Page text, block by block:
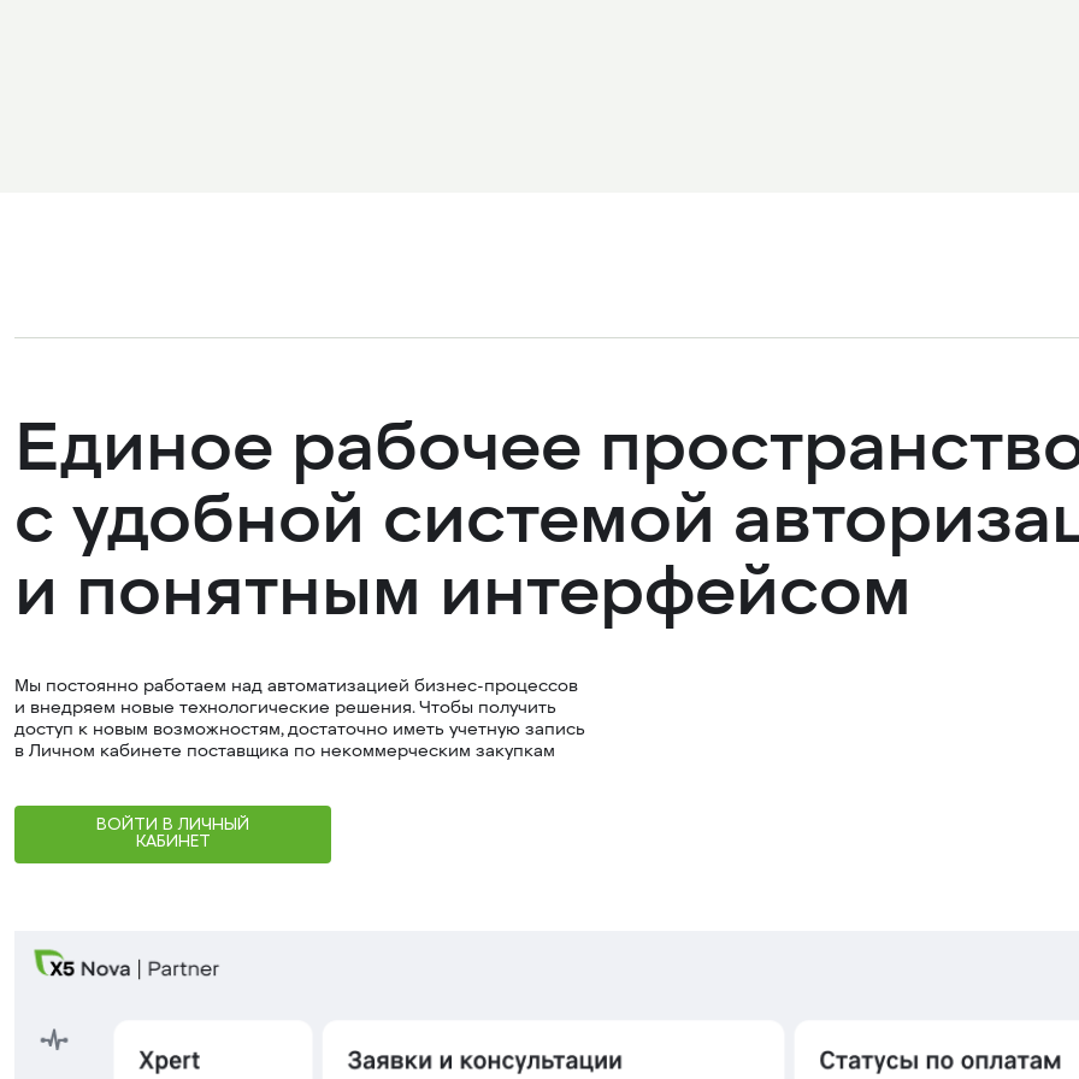
Единое рабочее
с удобной системой
и понятным интерфейсом
Мы постоянно работаем над автоматизацией бизнес-процессов
и внедряем новые технологические решения. Чтобы получить
доступ к новым возможностям, достаточно иметь учетную запись
в Личном кабинете поставщика по некоммерческим закупкам
ВОЙТИ В ЛИЧНЫЙ
КАБИНЕТ